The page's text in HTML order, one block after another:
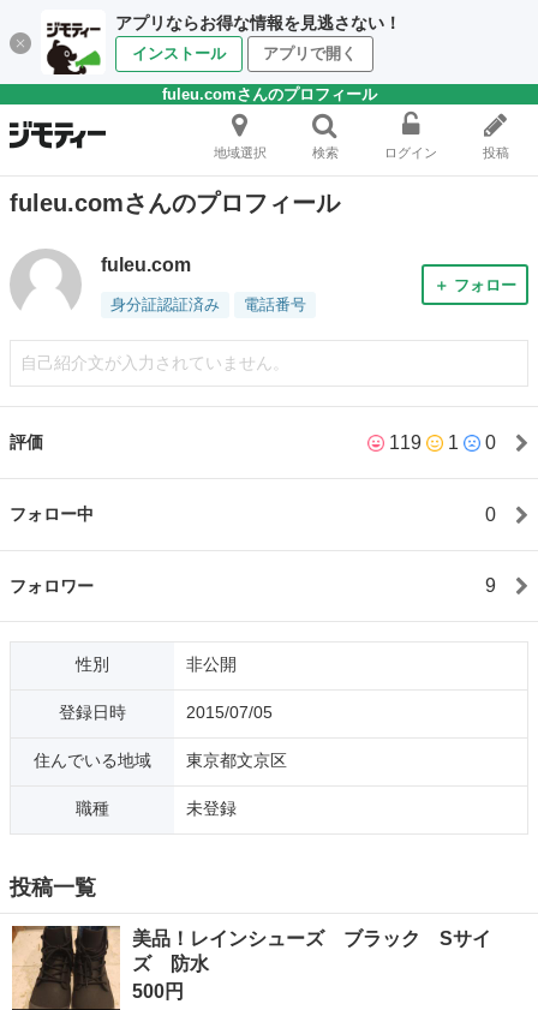
アプリならお得な情報を見逃さない！
インストール アプリで開く
fuleu.comさんのプロフィール
地域選択 検索 ログイン 投稿
fuleu.comさんのプロフィール
fuleu.com
身分証認証済み 電話番号
＋ フォロー
自己紹介文が入力されていません。
評価 119 1 0
フォロー中 0
フォロワー 9
性別 非公開
登録日時 2015/07/05
住んでいる地域 東京都文京区
職種 未登録
投稿一覧
美品！レインシューズ ブラック Sサイ
ズ 防水
500円